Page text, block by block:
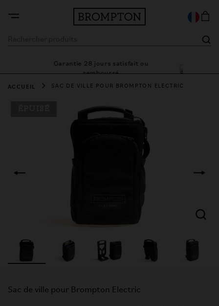
Garantie 28 jours satisfait ou
remboursé
Des solutions
ACCUEIL SAC DE VILLE POUR BROMPTON ELECTRIC
Sac de ville pour Brompton Electric